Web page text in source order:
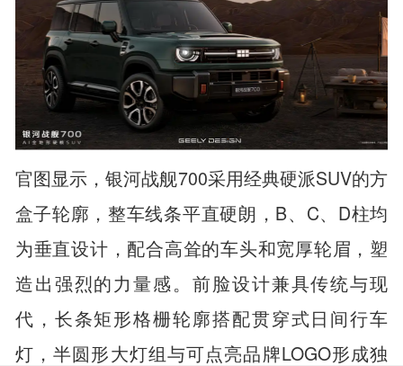
官图显示，银河战舰700采用经典硬派SUV的方
盒子轮廓，整车线条平直硬朗，B、C、D柱均
为垂直设计，配合高耸的车头和宽厚轮眉，塑
造出强烈的力量感。前脸设计兼具传统与现
代，长条矩形格栅轮廓搭配贯穿式日间行车
灯，半圆形大灯组与可点亮品牌LOGO形成独